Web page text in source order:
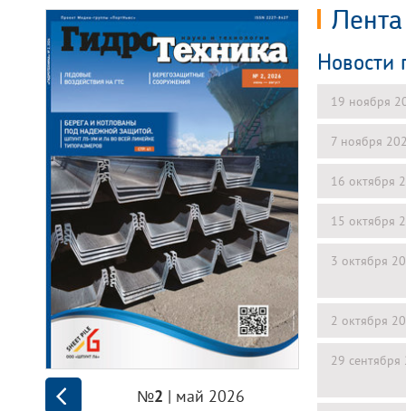
№2 | май 2026
Новости
19 ноября
7 ноября
16 октября
15 октября
3 октября
2 октября
29 сентября